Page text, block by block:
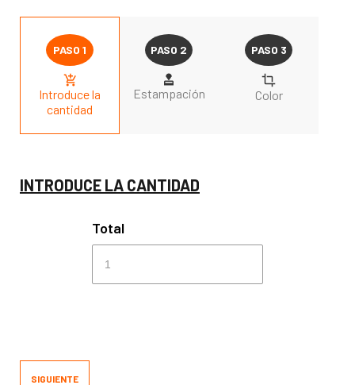
Introduce la
cantidad
Estampación Color
INTRODUCE LA CANTIDAD
Total
SIGUIENTE